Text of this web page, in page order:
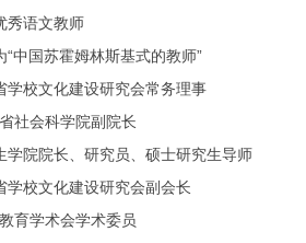
文教师
苏霍姆林斯基式的教师”
化建设研究会常务理事
会科学院副院长
长、研究员、硕士研究生导师
化建设研究会副会长
学术会学术委员